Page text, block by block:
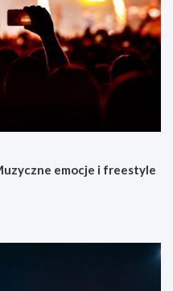
emocje i freestyle